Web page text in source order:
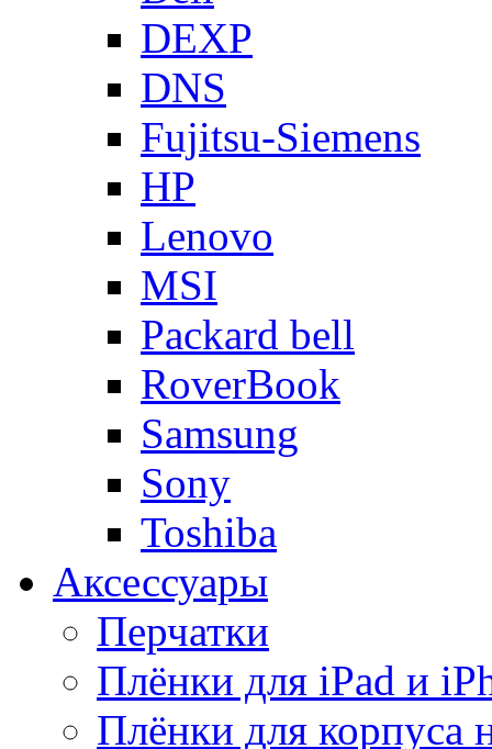
DEXP
DNS
Fujitsu-Siemens
HP
Lenovo
MSI
Packard bell
RoverBook
Samsung
Sony
Toshiba
Аксессуары
Перчатки
Плёнки для iPad и
Плёнки для корпуса